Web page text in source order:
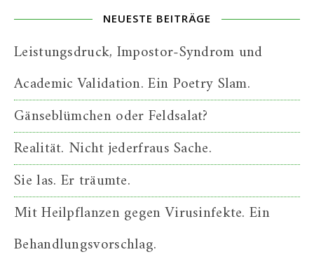
NEUESTE BEITRÄGE
Leistungsdruck, Impostor-Syndrom und
Academic Validation. Ein Poetry Slam.
Gänseblümchen oder Feldsalat?
Realität. Nicht jederfraus Sache.
Sie las. Er träumte.
Mit Heilpflanzen gegen Virusinfekte. Ein
Behandlungsvorschlag.